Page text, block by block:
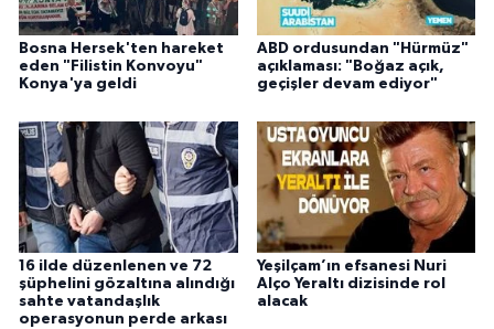
Bosna Hersek'ten hareket
eden "Filistin Konvoyu"
Konya'ya geldi
ABD ordusundan "Hürmüz"
açıklaması: "Boğaz açık,
geçişler devam ediyor"
16 ilde düzenlenen ve 72
şüphelini gözaltına alındığı
sahte vatandaşlık
operasyonun perde arkası
Yeşilçam’ın efsanesi Nuri
Alço Yeraltı dizisinde rol
alacak